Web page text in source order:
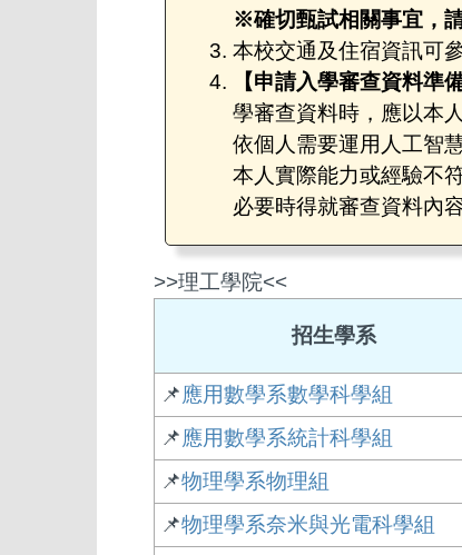
※確切甄試相關事宜，
本校交通及住宿資訊可
【申請入學審查資料準
學審查資料時，應以本
依個人需要運用人工智
本人實際能力或經驗不
必要時得就審查資料內
>>理工學院<<
招生學系
📌應用數學系數學科學組
📌應用數學系統計科學組
📌物理學系物理組
📌物理學系奈米與光電科學組